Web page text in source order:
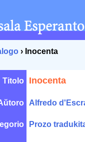
› Inocenta
Titolo Inocenta
Alfredo
Prozo